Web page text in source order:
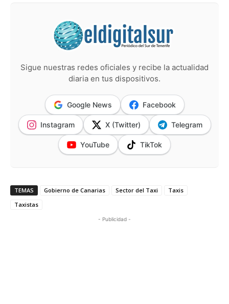
Sigue nuestras redes oficiales y recibe la actualidad
diaria en tus dispositivos.
Google News Facebook
Instagram X (Twitter) Telegram
YouTube TikTok
TEMAS Gobierno de Canarias Sector del Taxi
Taxis
Taxistas
- Publicidad -